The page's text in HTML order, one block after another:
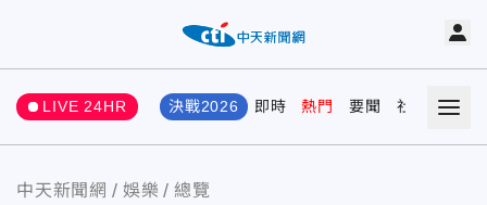
LIVE 24HR 決戰2026 即時 熱門 要聞 社會 娛樂
中天新聞網 娛樂 總覽